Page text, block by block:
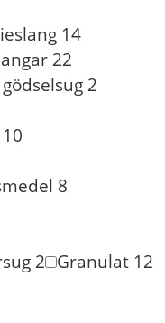
14
22
2
10
8
2 Granulat 12